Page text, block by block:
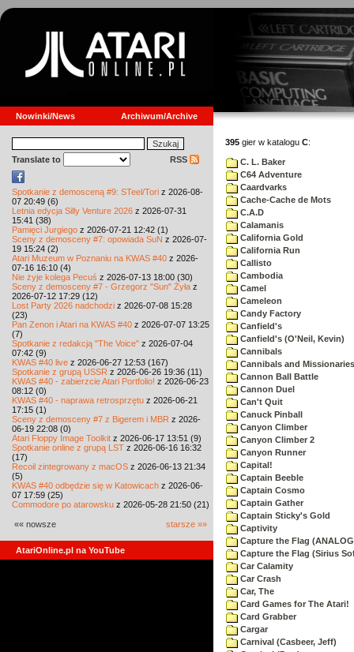
Nowinki/News Archiwum/Archive
Translate to RSS
Spotkanie z demosceną #9: STeel/Tori z 2026-08-
07 20:49 (6)
Letnia edycja Silly Venture 2026 z 2026-07-31
15:41 (38)
Pamięci Jurgiego z 2026-07-21 12:42 (1)
Sceny z demosceny #7: opowiada SuN z 2026-07-
19 15:24 (2)
Atari Muzeum w Poznaniu na KWAS #40 z 2026-
07-16 16:10 (4)
Nie żyje kolega Pecuś z 2026-07-13 18:00 (30)
Sceny z demosceny #7 - Grzegorz "Sun" Żyła z
2026-07-12 17:29 (12)
Lost Party 2026 nadchodzi z 2026-07-08 15:28
(23)
Pan Zenon i Atari na KWAS #40 z 2026-07-07 13:25
(7)
Spotkanie z redakcją "The Voice" z 2026-07-04
07:42 (9)
KWAS #40 live z 2026-06-27 12:53 (167)
Spotkanie z grupą USSR z 2026-06-26 19:36 (11)
KWAS #40 - zabierzcie Atari Portfolio! z 2026-06-23
08:12 (0)
KWAS #40 - naprawa retrosprzętu z 2026-06-21
17:15 (1)
Sceny z demosceny #7 z Bigerem i MBR z 2026-
06-19 22:08 (0)
Atari Floppy Image Toolkit z 2026-06-17 13:51 (9)
Spotkanie online z grupą LST z 2026-06-16 16:32
(17)
Recoil zintegrowany z macOS z 2026-06-13 21:34
(5)
KWAS #40 odbędzie się w Katowicach z 2026-06-
07 17:59 (25)
Commodore po atarowsku z 2026-05-28 21:50 (21)
«« nowsze starsze »»
AtariOnline.pl na YouTube
395 gier w katalogu C:
C. L. Baker
C64 Adventure
Caardvarks
Cache-Cache de Mots
C.A.D
Calamanis
California Gold
California Run
Callisto
Cambodia
Camel
Cameleon
Candy Factory
Canfield's
Canfield's (O'Neil, Kevin)
Cannibals
Cannibals and Missionaries
Cannon Ball Battle
Cannon Duel
Can't Quit
Canuck Pinball
Canyon Climber
Canyon Climber 2
Canyon Runner
Capital!
Captain Beeble
Captain Cosmo
Captain Gather
Captain Sticky's Gold
Captivity
Capture the Flag
Capture the Flag (Sirius
Car Calamity
Car Crash
Car, The
Card Games for The Atari!
Card Grabber
Cargar
Carnival (Casbeer, Jeff)